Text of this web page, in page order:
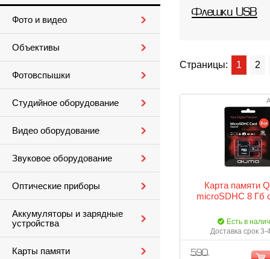
Фото и видео
Объективы
Фотовспышки
Студийное оборудование
Видео оборудование
Звуковое оборудование
Оптические приборы
Аккумуляторы и зарядные
устройства
Карты памяти
Флешки USB
Страницы: 1 2
Карта памяти
microSDHC 8 Гб
Есть в
Доставка срок 3-
590